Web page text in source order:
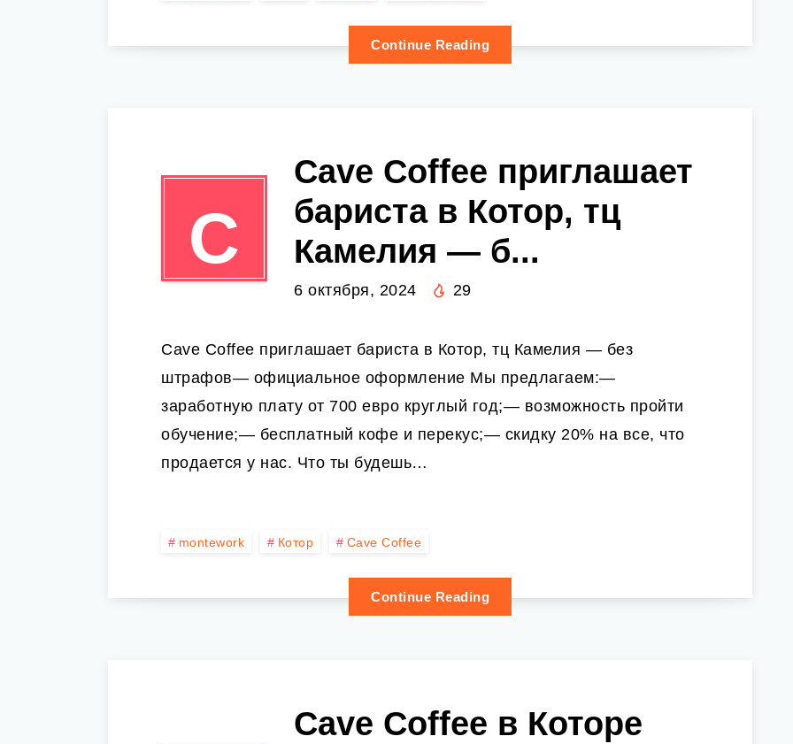
Continue Reading
C
Cave Coffee приглашает
бариста в Котор, тц
Камелия — б...
6 октября, 2024 29
Cave Coffee приглашает бариста в Котор, тц Камелия — без
штрафов— официальное оформление Мы предлагаем:—
заработную плату от 700 евро круглый год;— возможность пройти
обучение;— бесплатный кофе и перекус;— скидку 20% на все, что
продается у нас. Что ты будешь…
montework Котор Cave Coffee
Continue Reading
Cave Coffee в Которе